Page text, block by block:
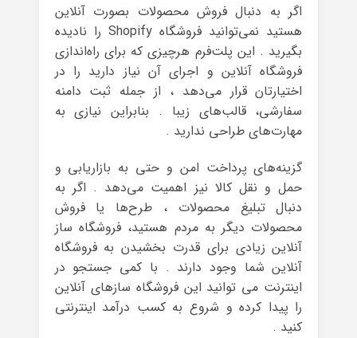
اگر به دنبال فروش محصولات بصورت آنلاین
هستید نمی‌توانید فروشگاه Shopify را نادیده
بگیرید . این پلت‌فرم هرچیزی که برای راه‌اندازی
فروشگاه آنلاین و اجرای آن نیاز دارید را در
اختیارتان قرار می‌دهد ، از جمله ثبت دامنه
سفارشی، قالب‌های زیبا . بنابراین نیازی به
مهارت‌های طراحی ندارید .
گزینه‌های پرداخت امن و حتی به بازاریابی و
حمل و نقل کالا نیز اهمیت می‌دهد . اگر به
دنبال تبلیغ محصولات ، طرح‌ها یا فروش
محصولات دیگر به مردم هستید، فروشگاه ساز
آنلاین زیادی برای قدرت بخشیدن به فروشگاه
آنلاین شما وجود دارند . با کمی جستجو در
اینترنت می توانید این فروشگاه سازهای آنلاین
را پیدا کرده و شروع به کسب درآمد اینترنتی
کنید .